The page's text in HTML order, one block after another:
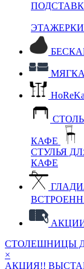
ЭТАЖЕРКИ
HoReKa
КАФЕ
СТУЛЬЯ
КАФЕ
СТОЛЕШНИЦЫ
×
АКЦИЯ!!